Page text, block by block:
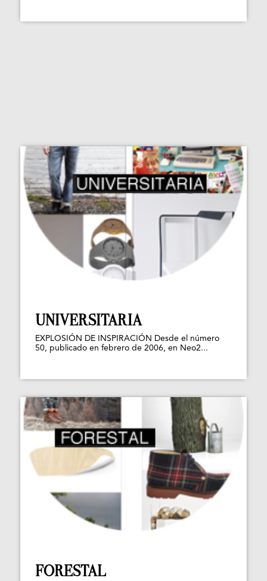
UNIVERSITARIA
EXPLOSIÓN DE INSPIRACIÓN Desde el número
50, publicado en febrero de 2006, en Neo2...
FORESTAL